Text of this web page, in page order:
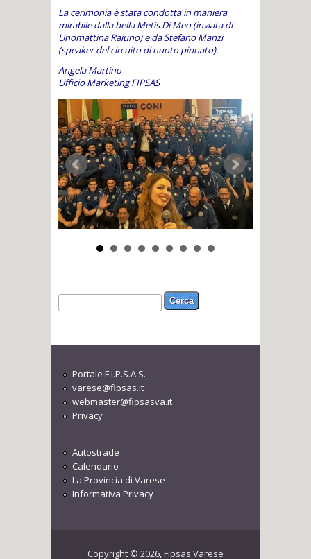
La cerimonia è stata condotta in maniera
mirabile dalla bella Metis Di Meo (inviata di
Unomattina Raiuno) e da Stefano Manzi
(speaker del circuito di nuoto pinnato).
Angela Martino
Ufficio Marketing FIPSAS
Form di ricerca
Cerca
Portale F.I.P.S.A.S.
varese@fipsas.it
webmaster@fipsasva.it
Privacy
Autostrade
Calendario
La Provincia di Varese
Informativa Privacy
Copyright © 2026, Fipsas Varese